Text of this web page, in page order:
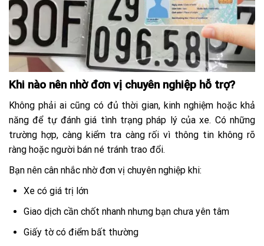
Khi nào nên nhờ đơn vị chuyên nghiệp hỗ trợ?
Không phải ai cũng có đủ thời gian, kinh nghiệm hoặc khả
năng để tự đánh giá tình trạng pháp lý của xe. Có những
trường hợp, càng kiểm tra càng rối vì thông tin không rõ
ràng hoặc người bán né tránh trao đổi.
Bạn nên cân nhắc nhờ đơn vị chuyên nghiệp khi:
Xe có giá trị lớn
Giao dịch cần chốt nhanh nhưng bạn chưa yên tâm
Giấy tờ có điểm bất thường